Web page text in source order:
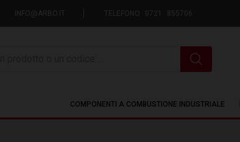
INFO@ARBO.IT TELEFONO 0721 855706
COMPONENTI A COMBUSTIONE INDUSTRIALE